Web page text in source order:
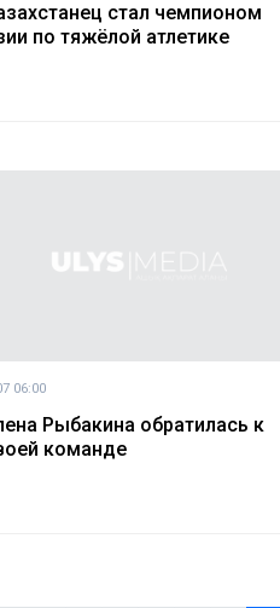
стал чемпионом
по тяжёлой атлетике
06:00
Рыбакина обратилась к
команде